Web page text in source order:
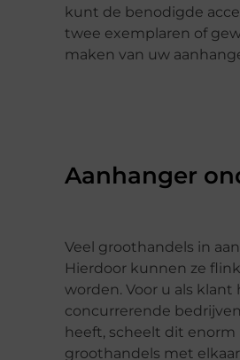
kunt de benodigde
twee exemplaren of
maken van uw
Aanhanger
Veel groothandels in
Hierdoor kunnen ze
worden. Voor u als
concurrerende
heeft, scheelt dit
groothandels met